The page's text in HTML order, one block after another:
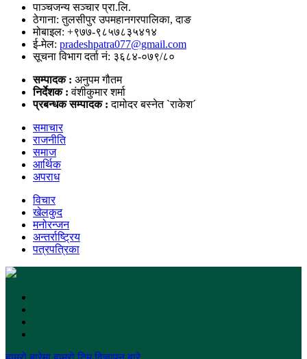
पाञ्चजन्य सञ्चार प्रा.लि.
ठेगाना: तुलसीपुर उपमहानगरपालिका, दाङ
मोबाइल: +९७७-९८५७८३५४१४
ई-मेल: pradeshpatra077@gmail.com
सूचना विभाग दर्ता नं: ३६८४-०७९/८०
सम्पादक : अनुपम गौतम
निर्देशक :वंशीकुमार शर्मा
प्रबन्धक सम्पादक :दामोदर बस्नेत `राकेश´
समाचार
राजनीति
समाज
आर्थिक
अपराध
विचार
खेलकुद
मनोरन्जन
अन्तर्राष्ट्रिय
पत्रपत्रिका